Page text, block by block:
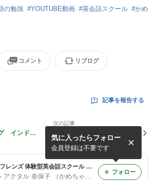
の勉強 #YOUTUBE動画 #英会話スクール #かめ
コメント リブログ
記事を報告する
インドネ
次の記事
”私がミランダ カーに会うま
で①”
タートルフレンズ 体験型英会話スクール オーストラリア留学斡旋 焼津 藤枝 島田 静岡 オーストラリア かめちゃん
ヌルール アクタル 奈保子 （かめちゃん🐢）
気に入ったらフォロー
会員登録は不要です
フォロー